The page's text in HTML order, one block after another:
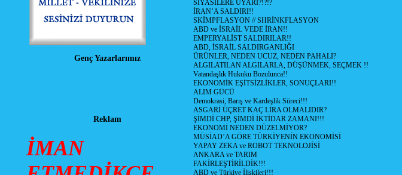
Genç Yazarlarımız
Reklam
İMAN
SİYASİLERE UYARI?!?!?
İRAN’A SALDIRI!!
SKİMPFLASYON // SHRİNKFLASYON
ABD ve İSRAİL VEDE İRAN!!
EMPERYALİST SALDIRILAR!!
ABD, İSRAİL SALDIRGANLIĞI
ÜRÜNLER, NEDEN UCUZ, NEDEN PAHALI?
ALGILATILAN ALGILARLA, DÜŞÜNMEK, SEÇMEK !!
Vatandaşlık Hukuku Bozulunca!!
EKONOMİK EŞİTSİZLİKLER, SONUÇLARI!!
ALIM GÜCÜ
Demokrasi, Barış ve Kardeşlik Süreci!!!
ASGARİ ÜÇRET KAÇ LİRA OLMALIDIR?
ŞİMDİ CHP, ŞİMDİ İKTİDAR ZAMANI!!!
EKONOMİ NEDEN DÜZELMİYOR?
MÜSİAD’A GÖRE TÜRKİYENİN EKONOMİSİ
YAPAY ZEKA ve ROBOT TEKNOLOJİSİ
ANKARA ve TARIM
FAKİRLEŞTİRİLDİK!!!
ABD ve Türkiye İlişkileri!!!